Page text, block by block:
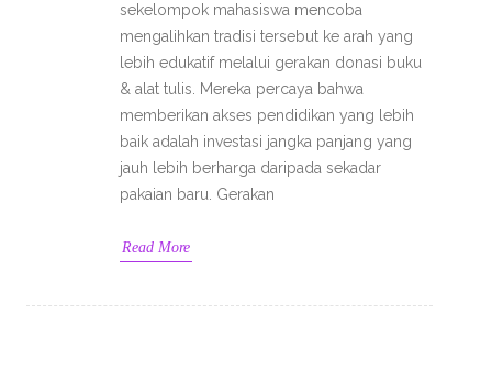
sekelompok mahasiswa mencoba
mengalihkan tradisi tersebut ke arah yang
lebih edukatif melalui gerakan donasi buku
& alat tulis. Mereka percaya bahwa
memberikan akses pendidikan yang lebih
baik adalah investasi jangka panjang yang
jauh lebih berharga daripada sekadar
pakaian baru. Gerakan
Read More